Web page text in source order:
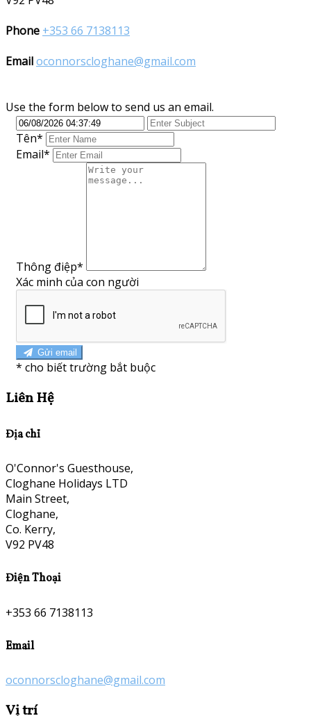
Phone +353 66 7138113
Emailoconnorscloghane@gmail.com
Use the form below to send us an email.
Tên*
Email*
Thông điệp*
Xác minh của con người
Gửi email
* cho biết trường bắt buộc
Liên Hệ
Địa chỉ
O'Connor's Guesthouse,
Cloghane Holidays LTD
Main Street,
Cloghane,
Co. Kerry,
V92 PV48
Điện Thoại
+353 66 7138113
Email
oconnorscloghane@gmail.com
Vị trí